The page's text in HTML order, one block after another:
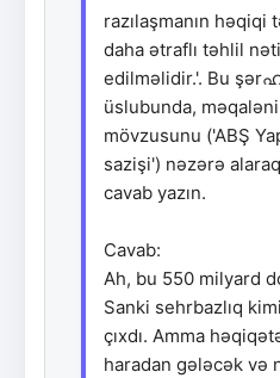
razılaşmanın həqiqi
daha ətraflı təhlil
edilməlidir.'. Bu
üslubunda,
mövzusunu ('ABŞ
sazişi') nəzərə
cavab yazın.
Cavab:
Ah, bu 550 milyard
Sanki sehrbazlıq
çıxdı. Amma
haradan gələcək və